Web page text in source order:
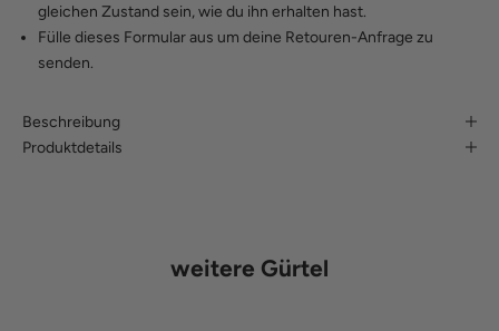
gleichen Zustand sein, wie du ihn erhalten hast.
Fülle dieses Formularaus um deine Retouren-Anfrage zu
senden.
Beschreibung
Produktdetails
weitere Gürtel